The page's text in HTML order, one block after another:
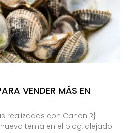
VENDER MÁS EN
realizadas con Canon R}
tema en el blog, alejado